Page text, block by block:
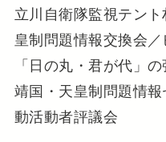
立川自衛隊監視テン
皇制問題情報交換会
「日の丸・君が代」
靖国・天皇制問題情
動活動者評議会